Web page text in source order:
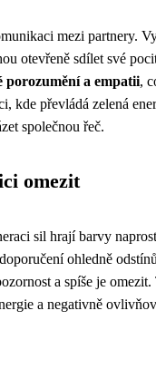
mezi partnery.
otevřeně sdílet své
porozumění a empatii,
kde převládá zelená
společnou řeč.
omezit
sil hrají barvy
ohledně
a spíše je
a negativně